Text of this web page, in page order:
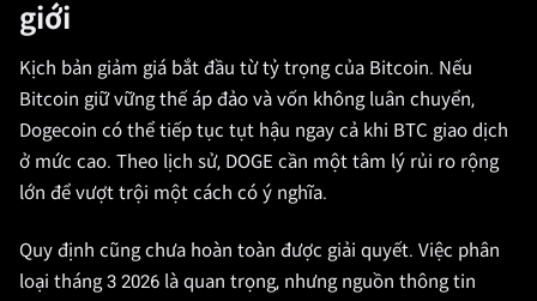
giới
Kịch bản giảm giá bắt đầu từ tỷ trọng của Bitcoin. Nếu
Bitcoin giữ vững thế áp đảo và vốn không luân chuyển,
Dogecoin có thể tiếp tục tụt hậu ngay cả khi BTC giao dịch
ở mức cao. Theo lịch sử, DOGE cần một tâm lý rủi ro rộng
lớn để vượt trội một cách có ý nghĩa.
Quy định cũng chưa hoàn toàn được giải quyết. Việc phân
loại tháng 3 2026 là quan trọng, nhưng nguồn thông tin